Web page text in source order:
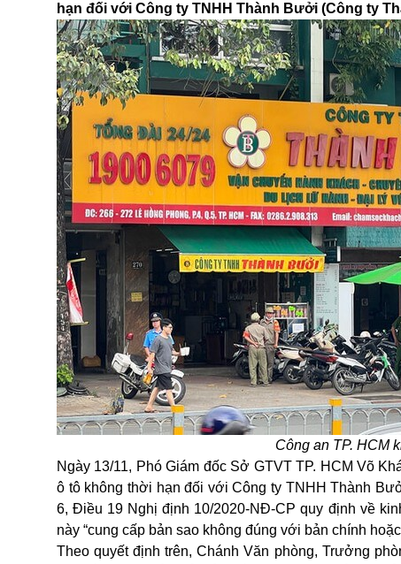
hạn đối với Công ty TNHH Thành Bưởi (Công ty
Công an TP. HCM
Ngày 13/11, Phó Giám đốc Sở GTVT TP. HCM Võ
ô tô không thời hạn đối vớiCông ty TNHH Thành
6, Điều 19 Nghị định 10/2020-NĐ-CP quy định về
này “cung cấp bản sao không đúng với bản chính
Theo quyết định trên, Chánh Văn phòng, Trưởng